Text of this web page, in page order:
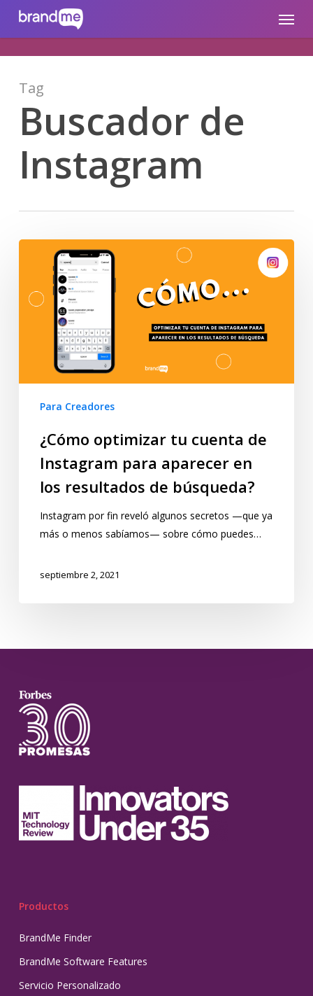
brandme.la Menu
Tag
Buscador de
Instagram
Para Creadores
¿Cómo optimizar tu cuenta de
Instagram para aparecer en
los resultados de búsqueda?
Instagram por fin reveló algunos secretos —que ya
más o menos sabíamos— sobre cómo puedes…
septiembre 2, 2021
Productos
BrandMe Finder
BrandMe Software Features
Servicio Personalizado